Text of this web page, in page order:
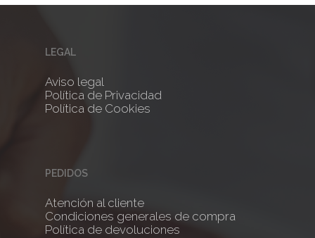
LEGAL
Aviso legal
Política de Privacidad
Política de Cookies
PEDIDOS
Atención al cliente
Condiciones generales de compra
Política de devoluciones